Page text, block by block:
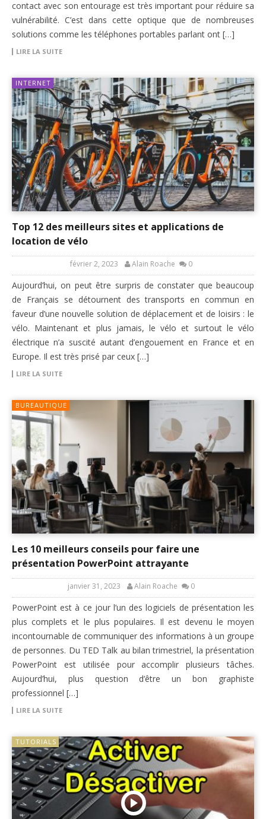
contact avec son entourage est très important pour réduire sa
vulnérabilité. C’est dans cette optique que de nombreuses
solutions comme les téléphones portables parlant ont […]
LIRE LA SUITE
INTERNET
Top 12 des meilleurs sites et applications de
location de vélo
février 2, 2023 Alain Roache 0
Aujourd’hui, on peut être surpris de constater que beaucoup
de Français se détournent des transports en commun en
faveur d’une nouvelle solution de déplacement et de loisirs : le
vélo. Maintenant et plus jamais, le vélo et surtout le vélo
électrique n’a suscité autant d’engouement en France et en
Europe. Il est très prisé par ceux […]
LIRE LA SUITE
BUREAUTIQUE
Les 10 meilleurs conseils pour faire une
présentation PowerPoint attrayante
janvier 31, 2023 Alain Roache 0
PowerPoint est à ce jour l’un des logiciels de présentation les
plus complets et le plus populaires. Il est devenu le moyen
incontournable de communiquer des informations à un groupe
de personnes. Du TED Talk au bilan trimestriel, la présentation
PowerPoint est utilisée pour accomplir plusieurs tâches.
Aujourd’hui, plus question d’être un bon graphiste
professionnel […]
LIRE LA SUITE
TUTORIALS